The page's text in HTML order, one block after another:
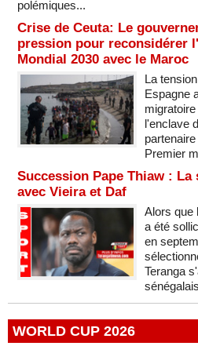
polémiques...
Crise de Ceuta: Le
pression pour reconsidérer
Mondial 2030 avec le Maroc
La
Espagne
l'enclave
Premier
Succession Pape Thiaw :
avec Vieira et Daf
Alors que
a été
en
Teranga
WORLD CUP 2026